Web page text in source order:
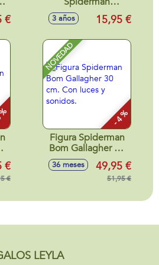
€
(Domino,Identic y 2
puzzles)
3 años 15,95 €
€
€
NOVEDAD
- 4 %
Figura Spiderman
Bom Gallagher 30
cm. Con luces y
sonidos.
36 meses 49,95 €
51,95 €
LEYLA